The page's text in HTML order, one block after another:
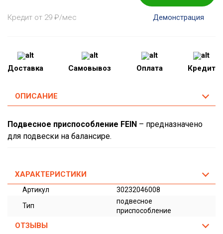
Кредит от 29 ₽/мес Демонстрация
Доставка Самовывоз Оплата Кредит
ОПИСАНИЕ
Подвесное приспособление FEIN – предназначено
для подвески на балансире.
ХАРАКТЕРИСТИКИ
Артикул
30232046008
Тип
подвесное
приспособление
ОТЗЫВЫ